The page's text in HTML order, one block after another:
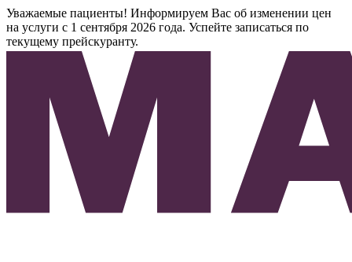
Уважаемые пациенты! Информируем Вас об изменении цен
на услуги с 1 сентября 2026 года. Успейте записаться по
текущему прейскуранту.